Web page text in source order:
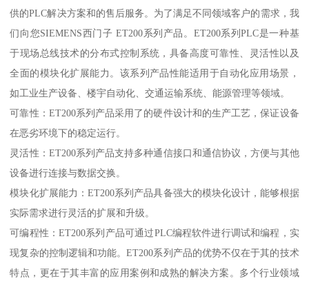
供的PLC解决方案和的售后服务。为了满足不同领域客户的需求，我
们向您SIEMENS西门子 ET200系列产品。ET200系列PLC是一种基
于现场总线技术的分布式控制系统，具备高度可靠性、灵活性以及
全面的模块化扩展能力。该系列产品性能适用于自动化应用场景，
如工业生产设备、楼宇自动化、交通运输系统、能源管理等领域。
可靠性：ET200系列产品采用了的硬件设计和的生产工艺，保证设备
在恶劣环境下的稳定运行。
灵活性：ET200系列产品支持多种通信接口和通信协议，方便与其他
设备进行连接与数据交换。
模块化扩展能力：ET200系列产品具备强大的模块化设计，能够根据
实际需求进行灵活的扩展和升级。
可编程性：ET200系列产品可通过PLC编程软件进行调试和编程，实
现复杂的控制逻辑和功能。ET200系列产品的优势不仅在于其的技术
特点，更在于其丰富的应用案例和成熟的解决方案。多个行业领域